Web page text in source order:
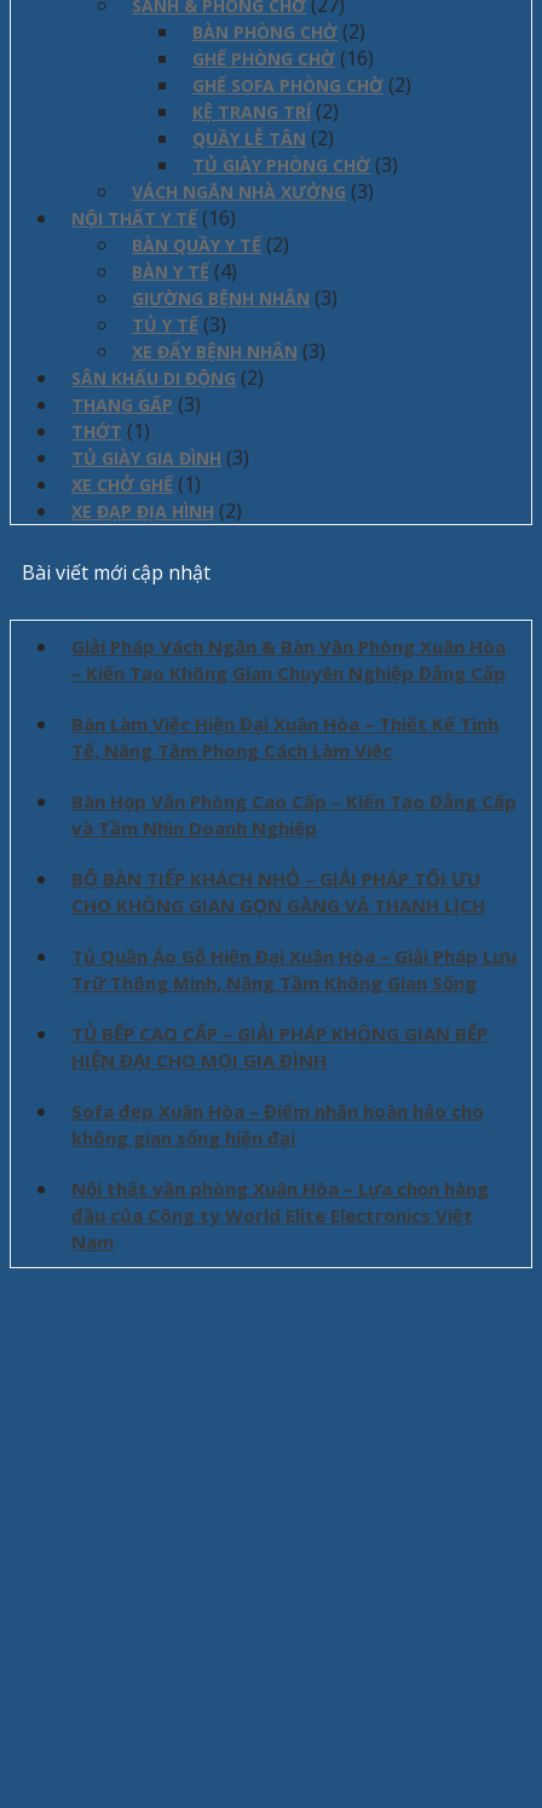
SẢNH & PHÒNG CHỜ
BÀN PHÒNG CHỜ (2)
GHẾ PHÒNG CHỜ (16)
GHẾ SOFA PHÒNG CHỜ (2)
KỆ TRANG TRÍ (2)
QUẦY LỄ TÂN (2)
TỦ GIÀY PHÒNG CHỜ (3)
VÁCH NGĂN NHÀ XƯỞNG (3)
NỘI THẤT Y TẾ (16)
BÀN QUẦY Y TẾ (2)
BÀN Y TẾ (4)
GIƯỜNG BỆNH NHÂN (3)
TỦ Y TẾ (3)
XE ĐẨY BỆNH NHÂN (3)
SÂN KHẤU DI ĐỘNG (2)
THANG GẤP (3)
THỚT (1)
TỦ GIÀY GIA ĐÌNH (3)
XE CHỞ GHẾ (1)
XE ĐẠP ĐỊA HÌNH (2)
Bài viết mới cập nhật
Giải Pháp Vách Ngăn & Bàn Văn Phòng Xuân Hòa
– Kiến Tạo Không Gian Chuyên Nghiệp Đẳng Cấp
Bàn Làm Việc Hiện Đại Xuân Hòa – Thiết Kế Tinh
Tế, Nâng Tầm Phong Cách Làm Việc
Bàn Họp Văn Phòng Cao Cấp – Kiến Tạo Đẳng Cấp
và Tầm Nhìn Doanh Nghiệp
BỘ BÀN TIẾP KHÁCH NHỎ – GIẢI PHÁP TỐI ƯU
CHO KHÔNG GIAN GỌN GÀNG VÀ THANH LỊCH
Tủ Quần Áo Gỗ Hiện Đại Xuân Hòa – Giải Pháp Lưu
Trữ Thông Minh, Nâng Tầm Không Gian Sống
TỦ BẾP CAO CẤP – GIẢI PHÁP KHÔNG GIAN BẾP
HIỆN ĐẠI CHO MỌI GIA ĐÌNH
Sofa đẹp Xuân Hòa – Điểm nhấn hoàn hảo cho
không gian sống hiện đại
Nội thất văn phòng Xuân Hòa – Lựa chọn hàng
đầu của Công ty World Elite Electronics Việt
Nam